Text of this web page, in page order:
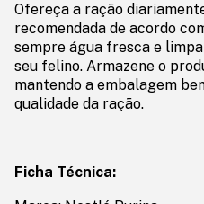
Ofereça a ração
recomendada de acordo
sempre água fresca e
seu felino. Armazene o
mantendo a embalagem
qualidade da ração.
Ficha Técnica: